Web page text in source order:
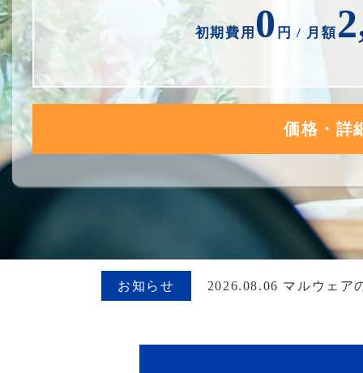
初期費用 0 円 / 月額
価格・詳
お知らせ 2026.08.06 マルウェア